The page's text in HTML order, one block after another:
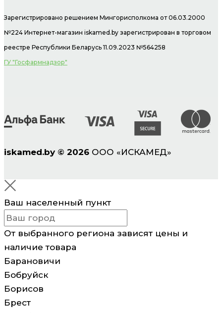
Зарегистрировано решением Мингорисполкома от 06.03.2000
№224 Интернет-магазин iskamed.by зарегистрирован в торговом
реестре Республики Беларусь 11.09.2023 №564258
ГУ "Госфармнадзор"
iskamed.by © 2026 ООО «ИСКАМЕД»
Ваш населенный пункт
От выбранного региона зависят цены и
наличие товара
Барановичи
Бобруйск
Борисов
Брест